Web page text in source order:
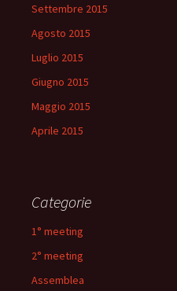
Settembre 2015
Agosto 2015
Luglio 2015
Giugno 2015
Maggio 2015
Aprile 2015
Categorie
1° meeting
2° meeting
Assemblea